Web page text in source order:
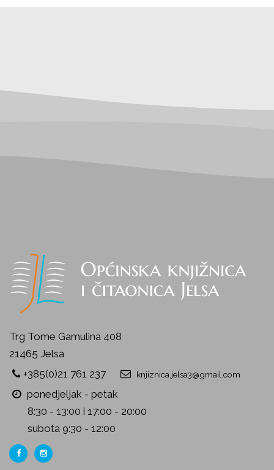
Trg Tome Gamulina 408
21465 Jelsa
+385(0)21 761 237
knjiznica.jelsa3@gmail.com
ponedjeljak - petak
8:30 - 13:00 i 17:00 - 20:00
subota 9:30 - 12:00